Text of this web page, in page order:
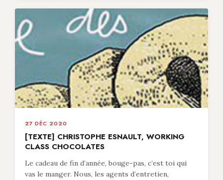
27 DÉC 2020
[TEXTE] CHRISTOPHE ESNAULT, WORKING
CLASS CHOCOLATES
Le cadeau de fin d’année, bouge-pas, c’est toi qui
vas le manger. Nous, les agents d’entretien,